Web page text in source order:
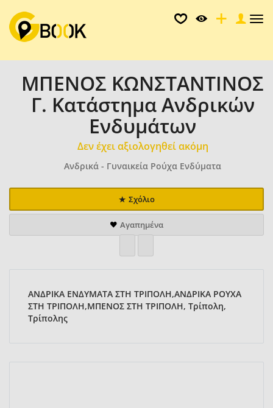
ΜΠΕΝΟΣ ΚΩΝΣΤΑΝΤΙΝΟΣ
Γ. Κατάστημα Ανδρικών
Ενδυμάτων
Δεν έχει αξιολογηθεί ακόμη
Ανδρικά - Γυναικεία Ρούχα Ενδύματα
Σχόλιο
Αγαπημένα
ΑΝΔΡΙΚΑ ΕΝΔΥΜΑΤΑ ΣΤΗ ΤΡΙΠΟΛΗ,ΑΝΔΡΙΚΑ ΡΟΥΧΑ
ΣΤΗ ΤΡΙΠΟΛΗ,ΜΠΕΝΟΣ ΣΤΗ ΤΡΙΠΟΛΗ, Τρίπολη,
Τρίπολης